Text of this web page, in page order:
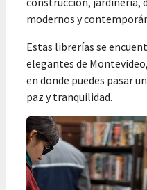
modernos y
Estas librerías se
elegantes de
en donde puedes pasar
paz y tranquilidad.